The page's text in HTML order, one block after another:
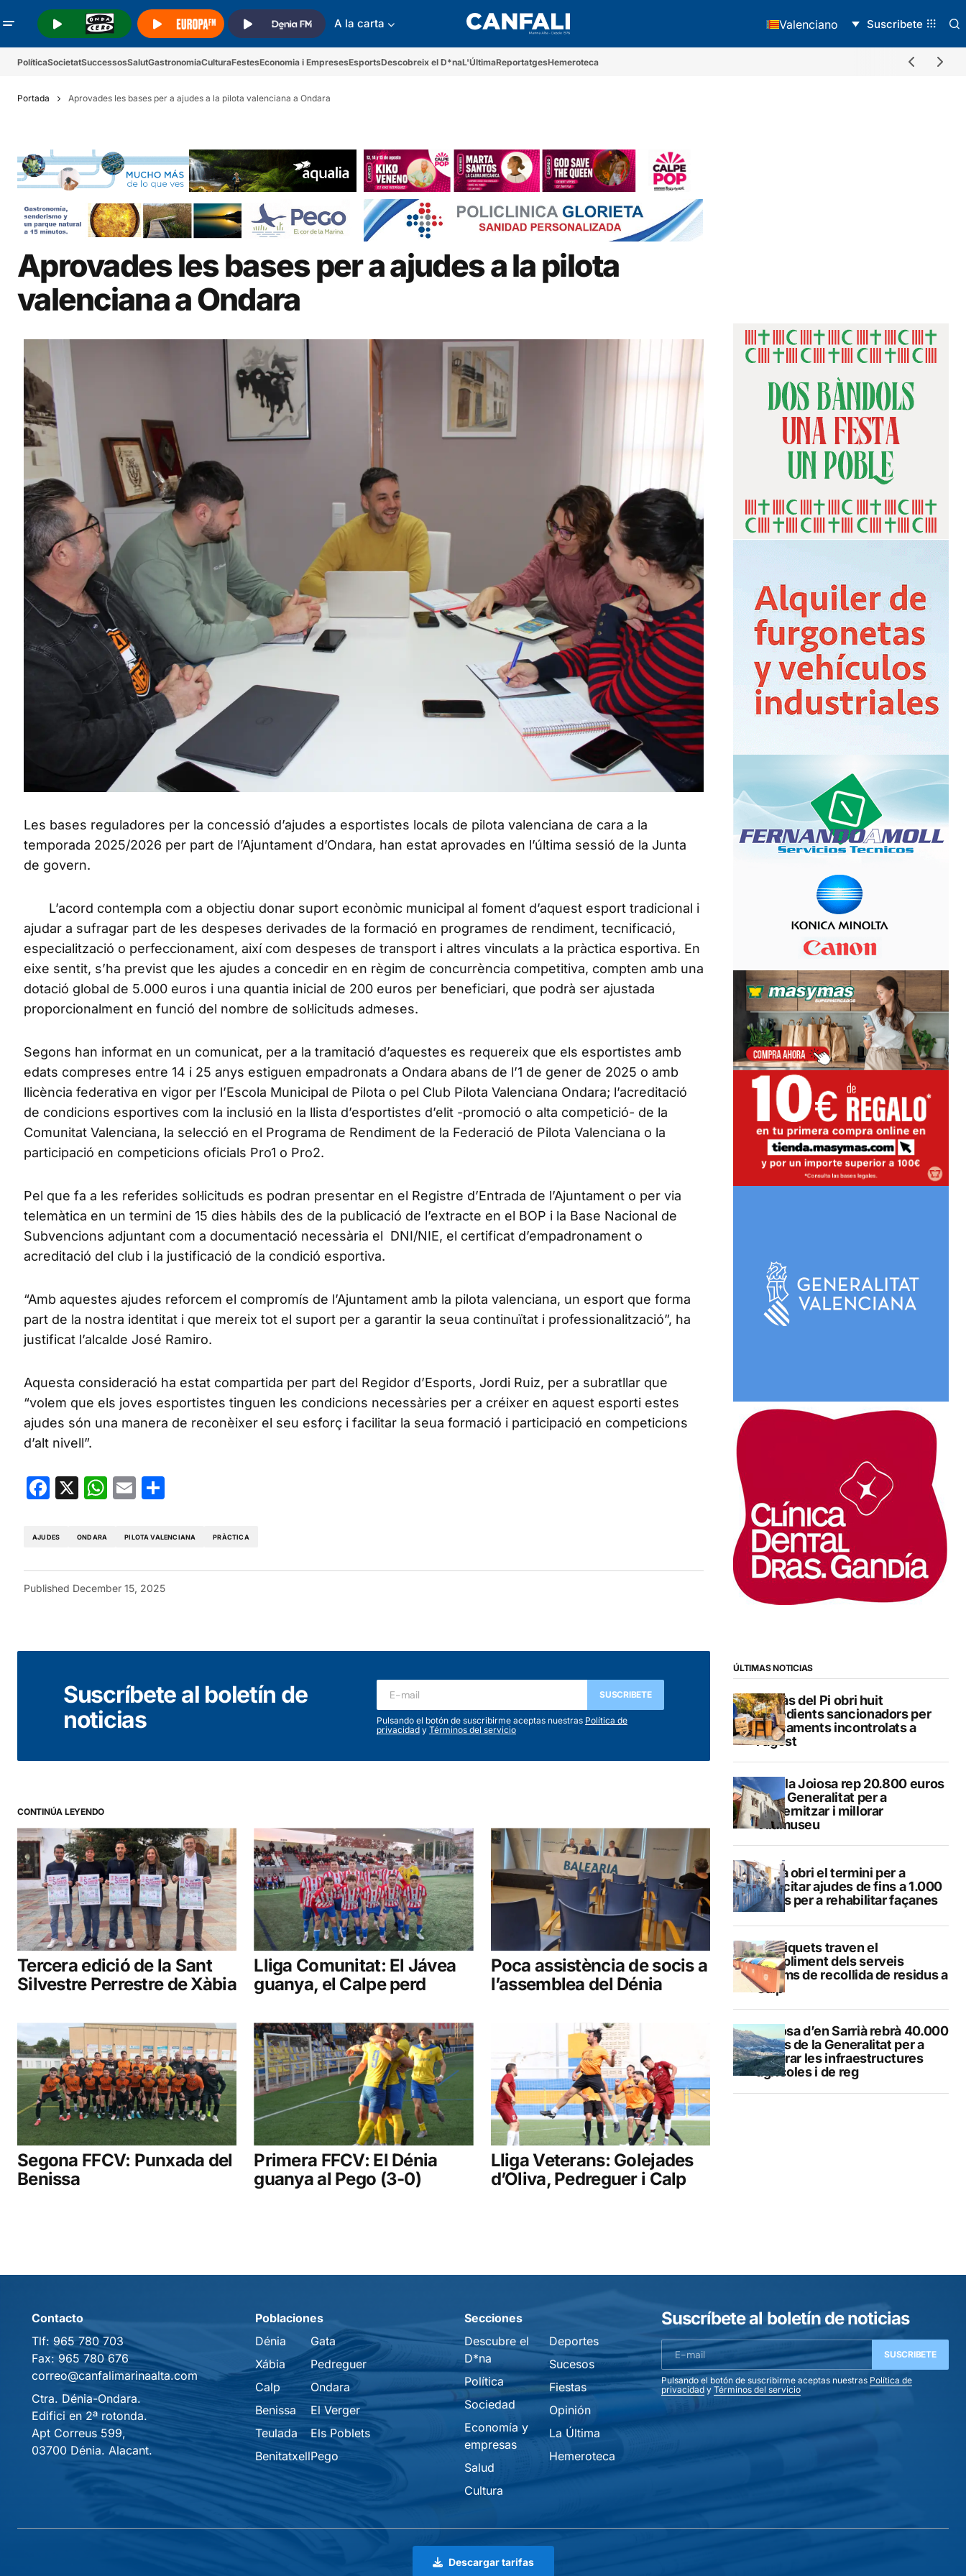
A la carta Valenciano Suscribete
PolíticaSocietatSuccessosSalutGastronomiaCulturaFestesEconomia i EmpresesEsportsDescobreix el D*naL'ÚltimaReportatgesHemeroteca
Portada Aprovades les bases per a ajudes a la pilota valenciana a Ondara
Aprovades les bases per a ajudes a la pilota
valenciana a Ondara
Les bases reguladores per la concessió d’ajudes a esportistes locals de pilota valenciana de cara a la
temporada 2025/2026 per part de l’Ajuntament d’Ondara, han estat aprovades en l’última sessió de la Junta
de govern.
L’acord contempla com a objectiu donar suport econòmic municipal al foment d’aquest esport tradicional i
ajudar a sufragar part de les despeses derivades de la formació en programes de rendiment, tecnificació,
especialització o perfeccionament, així com despeses de transport i altres vinculats a la pràctica esportiva. En
eixe sentit, s’ha previst que les ajudes a concedir en en règim de concurrència competitiva, compten amb una
dotació global de 5.000 euros i una quantia inicial de 200 euros per beneficiari, que podrà ser ajustada
proporcionalment en funció del nombre de sol·licituds admeses.
Segons han informat en un comunicat, per a la tramitació d’aquestes es requereix que els esportistes amb
edats compreses entre 14 i 25 anys estiguen empadronats a Ondara abans de l’1 de gener de 2025 o amb
llicència federativa en vigor per l’Escola Municipal de Pilota o pel Club Pilota Valenciana Ondara; l’acreditació
de condicions esportives com la inclusió en la llista d’esportistes d’elit -promoció o alta competició- de la
Comunitat Valenciana, la selecció en el Programa de Rendiment de la Federació de Pilota Valenciana o la
participació en competicions oficials Pro1 o Pro2.
Pel que fa a les referides sol·licituds es podran presentar en el Registre d’Entrada de l’Ajuntament o per via
telemàtica en un termini de 15 dies hàbils des de la publicació de l’extracte en el BOP i la Base Nacional de
Subvencions adjuntant com a documentació necessària el DNI/NIE, el certificat d’empadronament o
acreditació del club i la justificació de la condició esportiva.
“Amb aquestes ajudes reforcem el compromís de l’Ajuntament amb la pilota valenciana, un esport que forma
part de la nostra identitat i que mereix tot el suport per a garantir la seua continuïtat i professionalització”, ha
justificat l’alcalde José Ramiro.
Aquesta consideració ha estat compartida per part del Regidor d’Esports, Jordi Ruiz, per a subratllar que
“volem que els joves esportistes tinguen les condicions necessàries per a créixer en aquest esporti estes
ajudes són una manera de reconèixer el seu esforç i facilitar la seua formació i participació en competicions
d’alt nivell”.
Facebook
X WhatsApp
Email
AJUDES ONDARA PILOTA VALENCIANA PRÀCTICA
Published December 15, 2025
Suscríbete al boletín de
noticias
SUSCRIBETE
Pulsando el botón de suscribirme aceptas nuestras Política de
privacidad y Términos del servicio
CONTINÚA LEYENDO
Tercera edició de la Sant
Silvestre Perrestre de Xàbia
Lliga Comunitat: El Jávea
guanya, el Calpe perd
Poca assistència de socis a
l’assemblea del Dénia
Segona FFCV: Punxada del
Benissa
Primera FFCV: El Dénia
guanya al Pego (3-0)
Lliga Veterans: Golejades
d’Oliva, Pedreguer i Calp
ÚLTIMAS NOTICIAS
L’Alfàs del Pi obri huit
expedients sancionadors per
abocaments incontrolats a
l’agost
La Vila Joiosa rep 20.800 euros
de la Generalitat per a
modernitzar i millorar
Vilamuseu
Altea obri el termini per a
sol·licitar ajudes de fins a 1.000
euros per a rehabilitar façanes
Els piquets traven el
compliment dels serveis
mínims de recollida de residus a
Calp
Callosa d’en Sarrià rebrà 40.000
euros de la Generalitat per a
millorar les infraestructures
agrícoles i de reg
Contacto
Tlf: 965 780 703
Fax: 965 780 676
correo@canfalimarinaalta.com
Ctra. Dénia-Ondara.
Edifici en 2ª rotonda.
Apt Correus 599,
03700 Dénia. Alacant.
Poblaciones
Dénia
Xábia
Calp
Benissa
Teulada
Benitatxell
Gata
Pedreguer
Ondara
El Verger
Els Poblets
Pego
Secciones
Descubre el
D*na
Política
Sociedad
Economía y
empresas
Salud
Cultura
Deportes
Sucesos
Fiestas
Opinión
La Última
Hemeroteca
Suscríbete al boletín de noticias
SUSCRIBETE
Pulsando el botón de suscribirme aceptas nuestras Política de
privacidad y Términos del servicio
Descargar tarifas